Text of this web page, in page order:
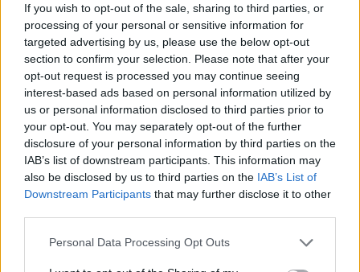
If you wish to opt-out of the sale, sharing to third parties, or
processing of your personal or sensitive information for
targeted advertising by us, please use the below opt-out
section to confirm your selection. Please note that after your
opt-out request is processed you may continue seeing
interest-based ads based on personal information utilized by
us or personal information disclosed to third parties prior to
your opt-out. You may separately opt-out of the further
disclosure of your personal information by third parties on the
IAB’s list of downstream participants. This information may
also be disclosed by us to third parties on the IAB’s List of
Downstream Participants that may further disclose it to other
Personal Data Processing Opt Outs
Ο Γενικός Επόπτης Νομιμότητας θα μπορεί ακόμη να
ζητά αυτεπάγγελτους ελέγχους σε περιπτώσεις
σοβαρού δημοσίου συμφέροντος, ή προφανούς
παραβίασης της νομοθεσίας, ενώ συγκροτείται και
ειδικό γραφείο υποδοχής καταγγελιών πολιτών.
Ο Κώδικας αναμορφώνει και το πλαίσιο πειθαρχικού
ελέγχου δημάρχων, περιφερειαρχών και λοιπών
Ο έλεγχος θα διενεργείται πλέον από ενιαίο κεντρικό
Εγγραφή στο newsletter